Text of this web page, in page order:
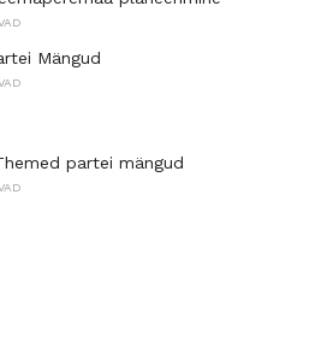
Mängud
partei mängud